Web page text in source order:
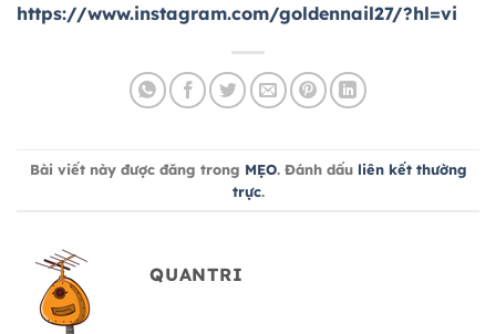
https://www.instagram.com/goldennail27/?hl=vi
Bài viết này được đăng trong MẸO. Đánh dấu liên kết thường
trực.
QUANTRI